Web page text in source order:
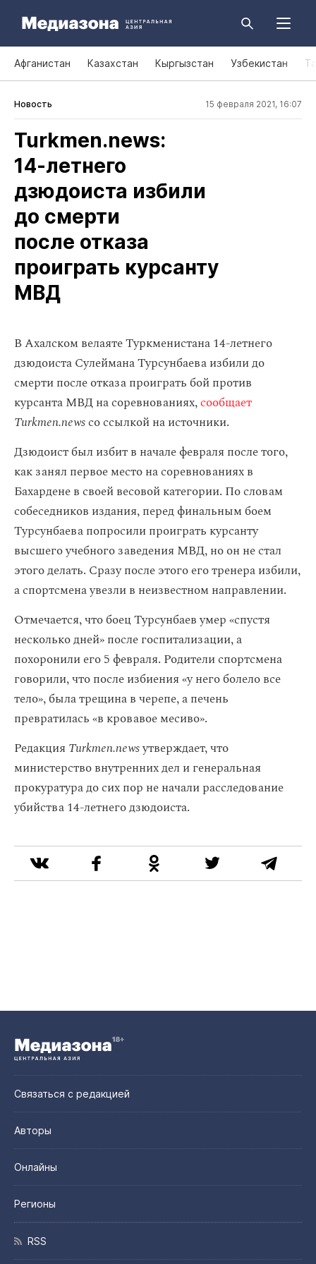
Афганистан Казахстан Кыргызстан Узбекистан
Новость 15 февраля 2021, 16:07
Turkmen.news:
14‑летнего
дзюдоиста избили
до смерти
после отказа
проиграть курсанту
МВД
В Ахалском велаяте Туркменистана 14-летнего
дзюдоиста Сулеймана Турсунбаева избили до
смерти после отказа проиграть бой против
курсанта МВД на соревнованиях,сообщает
Turkmen.newsсо ссылкой на источники.
Дзюдоист был избит в начале февраля после того,
как занял первое место на соревнованиях в
Бахардене в своей весовой категории. По словам
собеседников издания, перед финальным боем
Турсунбаева попросили проиграть курсанту
высшего учебного заведения МВД, но он не стал
этого делать. Сразу после этого его тренера избили,
а спортсмена увезли в неизвестном направлении.
Отмечается, что боец Турсунбаев умер «спустя
несколько дней» после госпитализации, а
похоронили его 5 февраля. Родители спортсмена
говорили, что после избиения «у него болело все
тело», была трещина в черепе, а печень
превратилась «в кровавое месиво».
Редакция Turkmen.newsутверждает, что
министерство внутренних дел и генеральная
прокуратура до сих пор не начали расследование
убийства 14-летнего дзюдоиста.
Связаться с редакцией
Авторы
Онлайны
Регионы
RSS